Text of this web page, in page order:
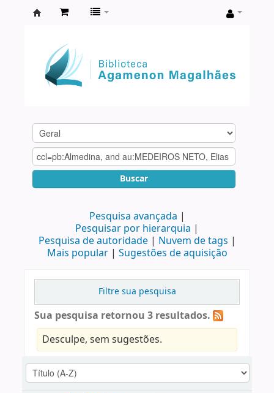
Agamenon
Magalhães
Buscar
Pesquisa avançada
Pesquisar por hierarquia
Pesquisa de autoridade
Nuvem de tags
Mais popular
Sugestões de aquisição
Filtre sua pesquisa
Sua pesquisa retornou 3 resultados.
Desculpe, sem sugestões.